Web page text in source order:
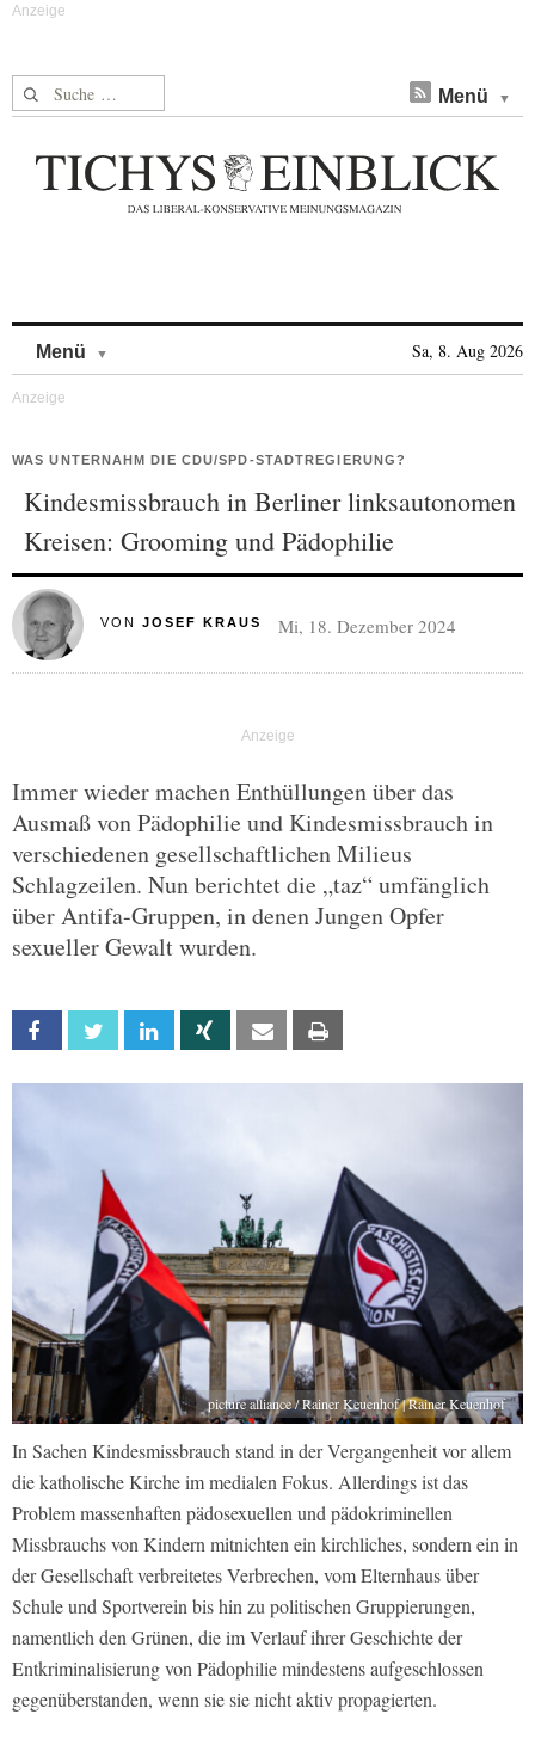
Suche nach: Menü
Menü Sa, 8. Aug 2026
WAS UNTERNAHM DIE CDU/SPD-STADTREGIERUNG?
Kindesmissbrauch in Berliner linksautonomen
Kreisen: Grooming und Pädophilie
VON JOSEF KRAUS Mi, 18. Dezember 2024
Immer wieder machen Enthüllungen über das
Ausmaß von Pädophilie und Kindesmissbrauch in
verschiedenen gesellschaftlichen Milieus
Schlagzeilen. Nun berichtet die „taz“ umfänglich
über Antifa-Gruppen, in denen Jungen Opfer
sexueller Gewalt wurden.
Facebook Twitter Linkedin Xing Email
picture alliance / Rainer Keuenhof | Rainer Keuenhof
In Sachen Kindesmissbrauch stand in der Vergangenheit vor allem
die katholische Kirche im medialen Fokus. Allerdings ist das
Problem massenhaften pädosexuellen und pädokriminellen
Missbrauchs von Kindern mitnichten ein kirchliches, sondern ein in
der Gesellschaft verbreitetes Verbrechen, vom Elternhaus über
Schule und Sportverein bis hin zu politischen Gruppierungen,
namentlich den Grünen, die im Verlauf ihrer Geschichte der
Entkriminalisierung von Pädophilie mindestens aufgeschlossen
gegenüberstanden, wenn sie sie nicht aktiv propagierten.